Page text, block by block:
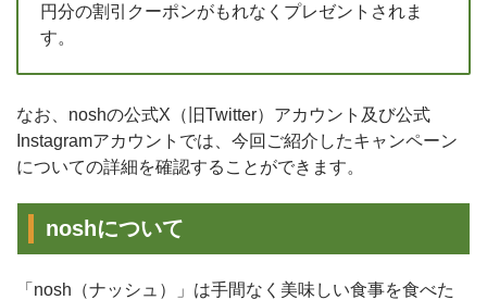
円分の割引クーポンがもれなくプレゼントされま
す。
なお、noshの公式X（旧Twitter）アカウント及び公式
Instagramアカウントでは、今回ご紹介したキャンペーン
についての詳細を確認することができます。
noshについて
「nosh（ナッシュ）」は手間なく美味しい食事を食べた